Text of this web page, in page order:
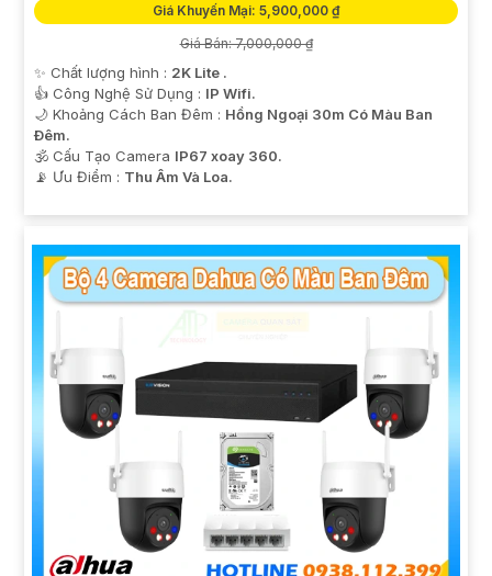
Giá Khuyến Mại: 5,900,000 ₫
Giá Bán: 7,000,000 ₫
✨ Chất lượng hình : 2K Lite .
👍 Công Nghệ Sử Dụng : IP Wifi.
🌙 Khoảng Cách Ban Đêm : Hồng Ngoại 30m Có Màu Ban
Ðêm.
🕉️ Cấu Tạo Camera IP67 xoay 360.
️📡 Ưu Điểm : Thu Âm Và Loa.